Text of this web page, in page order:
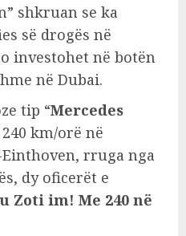
shkruan se ka
së drogës në
investohet në botën
në Dubai.
tip “Mercedes
km/orë në
rruga nga
dy oficerët e
Zoti im! Me 240 në